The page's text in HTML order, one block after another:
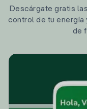
Descárgate gratis
control de tu energía
de